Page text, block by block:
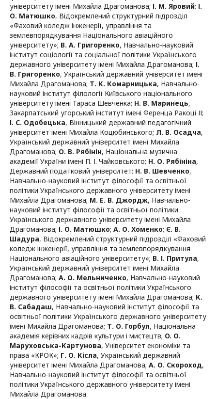
університету імені Михайла Драгоманова; І. М. Яровий; І.
О. Матюшко, Відокремлений структурний підрозділ
«Фаховий коледж інженерії, управління та
землевпорядкування Національного авіаційного
університету»; В. А. Григоренко, Навчально-науковий
інститут соціології та соціальної політики Українського
державного університету імені Михайла Драгоманова; І.
В. Григоренко, Український державний університет імені
Михайла Драгоманова; Т. К. Комарницька, Навчально-
науковий інститут філології Київського національного
університету імені Тараса Шевченка; Н. В. Маринець,
Закарпатський угорський інститут імені Ференца Ракоці ІІ;
І. С. Одобецька, Вінницький державний педагогічний
університет імені Михайла Коцюбинського; Л. В. Осадча,
Український державний університет імені Михайла
Драгоманова; О. В. Рябінін, Національна музична
академії України імені П. І. Чайковського; Н. О. Рябініна,
Державний податковий університет; Н. В. Шевченко,
Навчально-науковий інститут філософії та освітньої
політики Українського державного університету імені
Михайла Драгоманова; М. Е. В. Джордж, Навчально-
науковий інститут філософії та освітньої політики
Українського державного університету імені Михайла
Драгоманова; І. О. Матюшко; А. О. Хоменко; Є. В.
Шадура, Відокремлений структурний підрозділ «Фаховий
коледж інженерії, управління та землевпорядкування
Національного авіаційного університету»; В. І. Притула,
Український державний університет імені Михайла
Драгоманова; А. О. Мельниченко, Навчально-науковий
інститут філософії та освітньої політики Українського
державного університету імені Михайла Драгоманова; К.
В. Сабадаш, Навчально-науковий інститут філософії та
освітньої політики Українського державного університету
імені Михайла Драгоманова; Т. О. Горбул, Національна
академія керівних кадрів культури і мистецтв; O. O.
Маруховська-Картунова, Університет економіки та
права «КРОК»; Г. О. Кісла, Український державний
університет імені Михайла Драгоманова; А. О. Скороход,
Навчально-науковий інститут філософії та освітньої
політики Українського державного університету імені
Михайла Драгоманова